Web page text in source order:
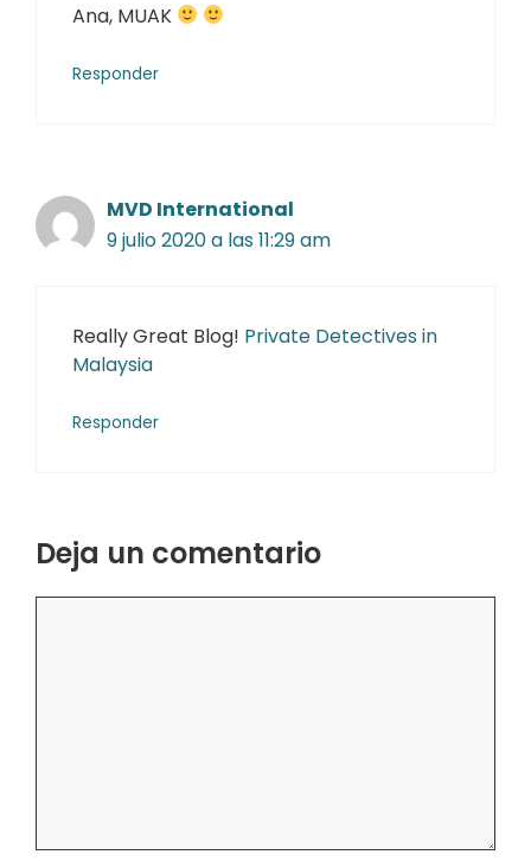
Ana, MUAK
Responder
MVD International
9 julio 2020 a las 11:29 am
Really Great Blog! Private Detectives in
Malaysia
Responder
Deja un comentario